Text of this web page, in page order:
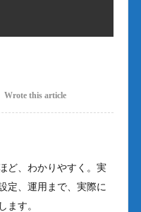
Wrote this article
ど、わかりやすく。実
定、運用まで、実際に
ます。